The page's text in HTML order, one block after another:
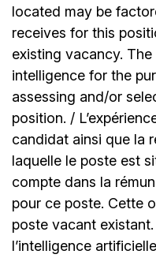
located may be
receives for this
existing vacancy.
intelligence for the
assessing and/or
position. /
candidat ainsi que la
laquelle le poste est
compte dans la
pour ce poste. Cette
poste vacant existant.
l’intelligence